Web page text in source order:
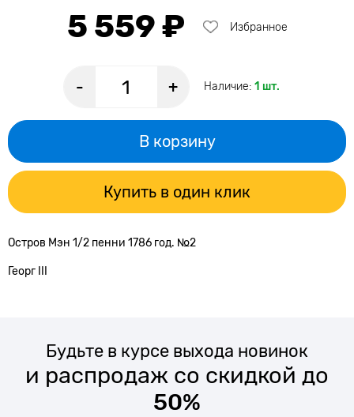
5 559 ₽ Избранное
- + Наличие: 1 шт.
В корзину
Купить в один клик
Остров Мэн 1/2 пенни 1786 год. №2
Георг III
Будьте в курсе выхода новинок
и распродаж со скидкой до
50%